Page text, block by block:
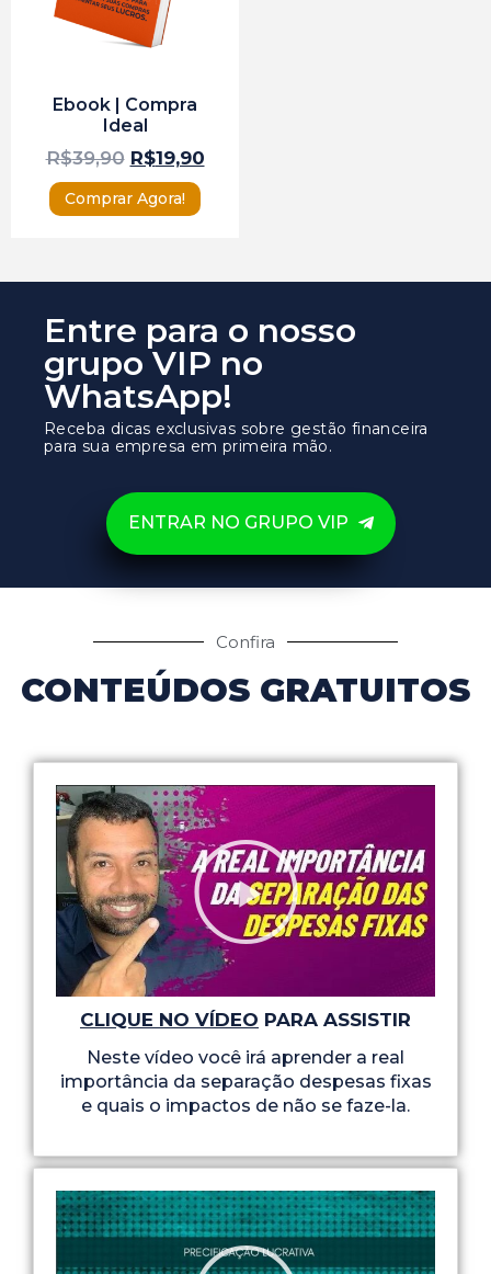
Ebook | Compra
Ideal
R$39,90 R$19,90
Comprar Agora!
Entre para o nosso
grupo VIP no
WhatsApp!
Receba dicas exclusivas sobre gestão financeira
para sua empresa em primeira mão.
ENTRAR NO GRUPO VIP
Confira
CONTEÚDOS GRATUITOS
CLIQUE NO VÍDEO PARA ASSISTIR
Neste vídeo você irá aprender a real
importância da separação despesas fixas
e quais o impactos de não se faze-la.